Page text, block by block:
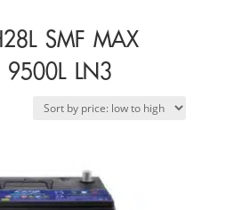
SMF MAX
9500L LN3